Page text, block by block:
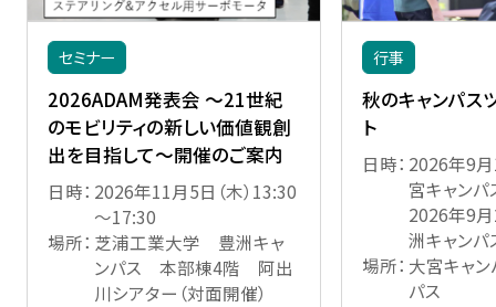
セミナー
2026ADAM発表会 ～21世紀
のモビリティの新しい価値観創
出を目指して～開催のご案内
日時 2026年11月5日（木）13:30
～17:30
場所 芝浦工業大学 豊洲キャ
ンパス 本部棟4階 阿出
川シアター（対面開催）
行事
秋のキャンパス
ト
日時 2026年9
宮キャンパ
2026年9
洲キャンパ
場所 大宮キャン
パス